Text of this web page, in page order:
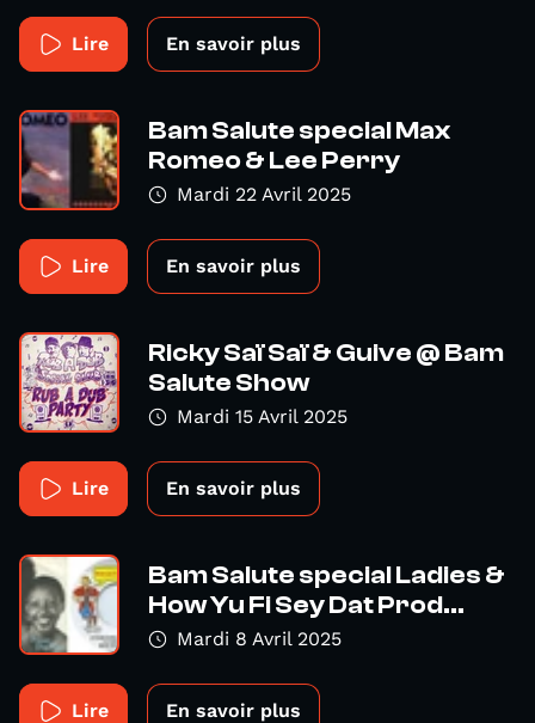
Lire En savoir plus
Bam Salute special Max
Romeo & Lee Perry
Mardi 22 Avril 2025
Lire En savoir plus
Ricky Saï Saï & Guive @ Bam
Salute Show
Mardi 15 Avril 2025
Lire En savoir plus
Bam Salute special Ladies &
How Yu Fi Sey Dat Prod...
Mardi 8 Avril 2025
Lire En savoir plus